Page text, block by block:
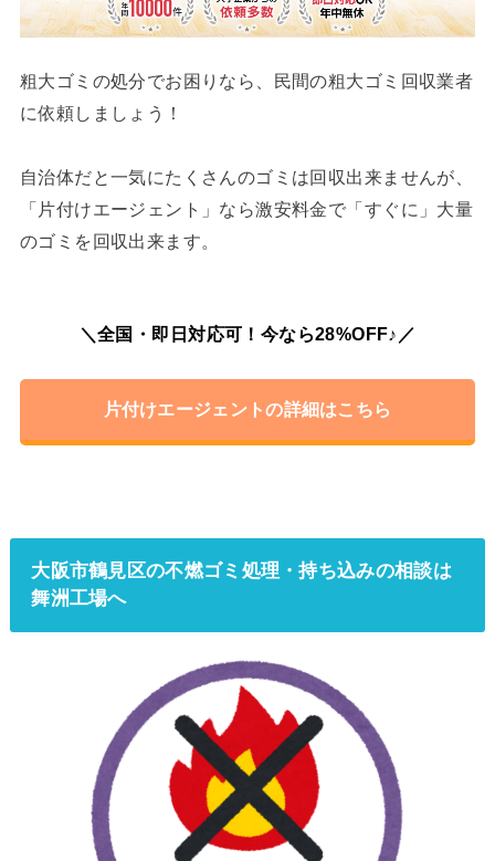
粗大ゴミの処分でお困りなら、民間の粗大ゴミ回収業者
に依頼しましょう！
自治体だと一気にたくさんのゴミは回収出来ませんが、
「片付けエージェント」なら激安料金で「すぐに」大量
のゴミを回収出来ます。
＼全国・即日対応可！今なら28%OFF♪／
片付けエージェントの詳細はこちら
大阪市鶴見区の不燃ゴミ処理・持ち込みの相談は
舞洲工場へ